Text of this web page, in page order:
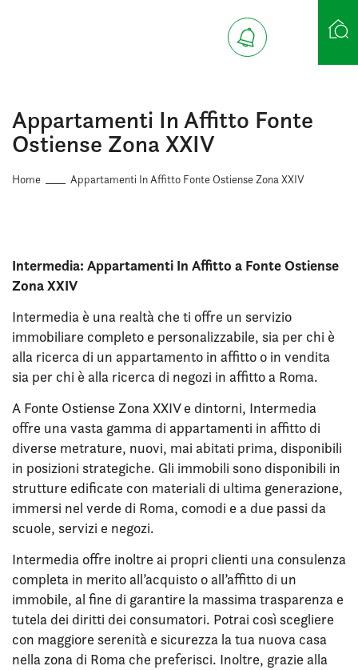
Appartamenti In Affitto Fonte
Ostiense Zona XXIV
Home Appartamenti In Affitto Fonte Ostiense Zona XXIV
Intermedia: Appartamenti In Affitto a Fonte Ostiense
Zona XXIV
Intermedia è una realtà che ti offre un servizio
immobiliare completo e personalizzabile, sia per chi è
alla ricerca di un appartamento in affitto o in vendita
sia per chi è alla ricerca di negozi in affitto a Roma.
A Fonte Ostiense Zona XXIV e dintorni, Intermedia
offre una vasta gamma di appartamenti in affitto di
diverse metrature, nuovi, mai abitati prima, disponibili
in posizioni strategiche. Gli immobili sono disponibili in
strutture edificate con materiali di ultima generazione,
immersi nel verde di Roma, comodi e a due passi da
scuole, servizi e negozi.
Intermedia offre inoltre ai propri clienti una consulenza
completa in merito all’acquisto o all’affitto di un
immobile, al fine di garantire la massima trasparenza e
tutela dei diritti dei consumatori. Potrai così scegliere
con maggiore serenità e sicurezza la tua nuova casa
nella zona di Roma che preferisci. Inoltre, grazie alla